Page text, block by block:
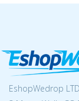
EshopWedrop LTD